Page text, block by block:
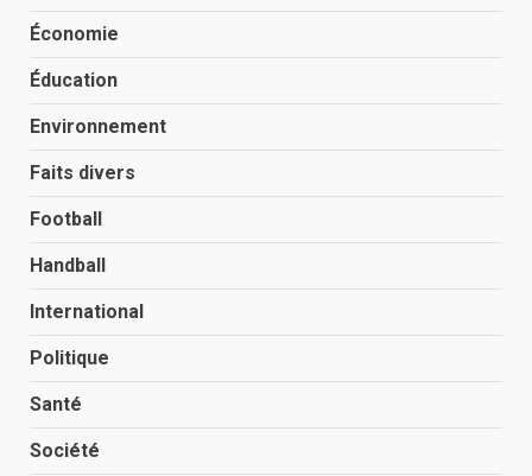
Économie
Éducation
Environnement
Faits divers
Football
Handball
International
Politique
Santé
Société